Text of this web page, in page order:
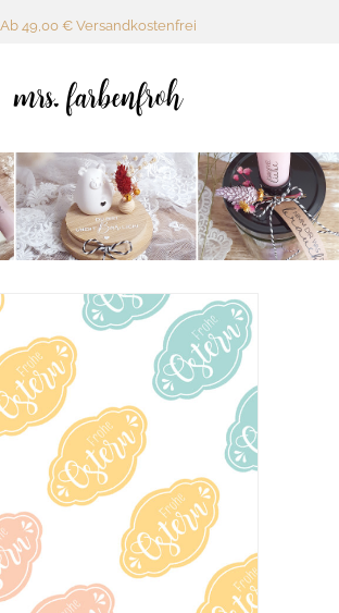
Ab 49,00 € Versandkostenfrei